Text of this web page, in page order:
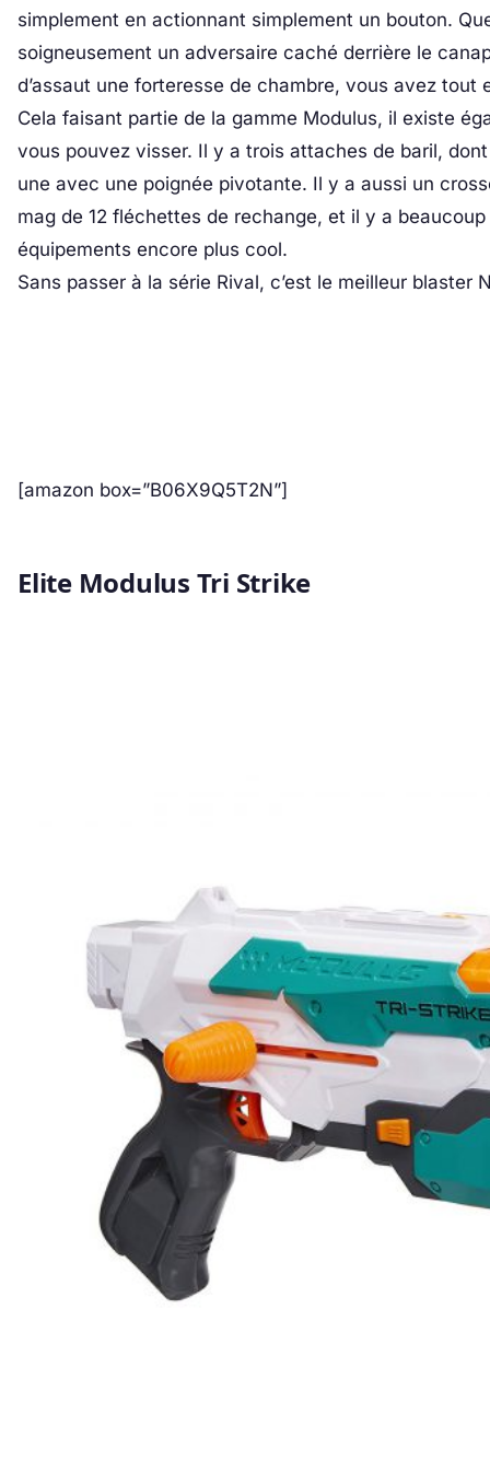
simplement en actionnant simplement un bouton.
soigneusement un adversaire caché derrière le
d’assaut une forteresse de chambre, vous avez tout
Cela faisant partie de la gamme Modulus, il existe
vous pouvez visser. Il y a trois attaches de baril,
une avec une poignée pivotante. Il y a aussi un
mag de 12 fléchettes de rechange, et il y a
équipements encore plus cool.
Sans passer à la série Rival, c’est le meilleur blaster
[amazon box=”B06X9Q5T2N”]
Elite Modulus Tri Strike